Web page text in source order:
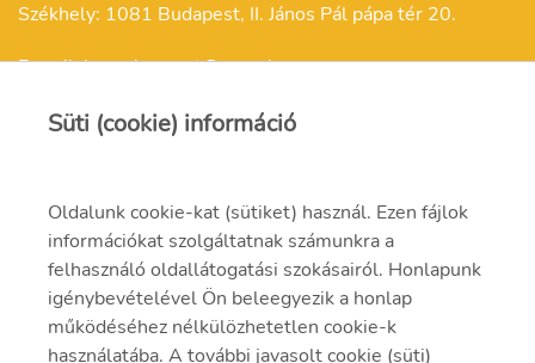
Székhely: 1081 Budapest, II. János Pál pápa tér 20.
E-mail: kepzokozpont@mvm.hu
Felnőttképzési engedélyszám: E/2021/000257
Felnőttképzési nyilvántartási szám: B/2021/001301
Süti (cookie) információ
Oldalunk cookie-kat (sütiket) használ. Ezen fájlok
információkat szolgáltatnak számunkra a
felhasználó oldallátogatási szokásairól. Honlapunk
igénybevételével Ön beleegyezik a honlap
működéséhez nélkülözhetetlen cookie-k
használatába. A további javasolt cookie (süti)